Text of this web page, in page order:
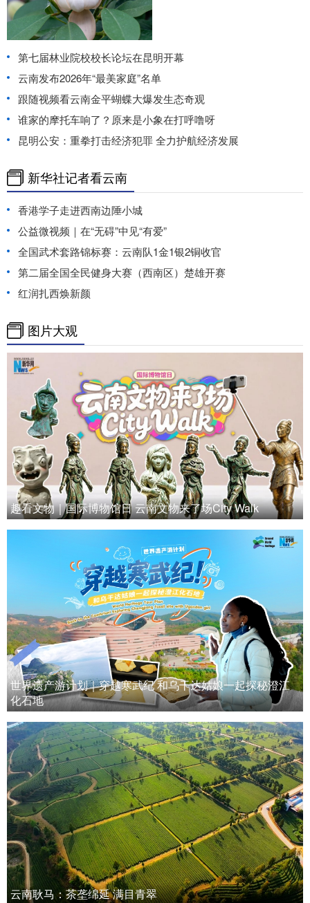
第七届林业院校校长论坛在昆明开幕
云南发布2026年“最美家庭”名单
跟随视频看云南金平蝴蝶大爆发生态奇观
谁家的摩托车响了？原来是小象在打呼噜呀
昆明公安：重拳打击经济犯罪 全力护航经济发展
新华社记者看云南
香港学子走进西南边陲小城
公益微视频｜在“无碍”中见“有爱”
全国武术套路锦标赛：云南队1金1银2铜收官
第二届全国全民健身大赛（西南区）楚雄开赛
红润扎西焕新颜
图片大观
趣看文物｜国际博物馆日 云南文物来了场City Walk
世界遗产游计划｜穿越寒武纪 和乌干达姑娘一起探秘澄江
化石地
云南耿马：茶垄绵延 满目青翠